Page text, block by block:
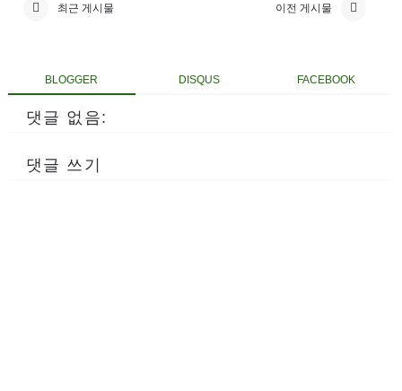
최근 게시물 이전 게시물
BLOGGER DISQUS FACEBOOK
댓글 없음:
댓글 쓰기